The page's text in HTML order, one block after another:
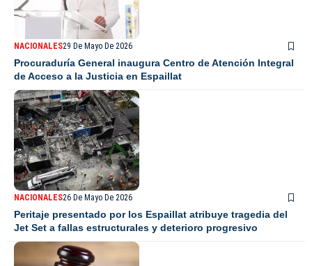
NACIONALES29 De Mayo De 2026
Procuraduría General inaugura Centro de Atención Integral
de Acceso a la Justicia en Espaillat
NACIONALES26 De Mayo De 2026
Peritaje presentado por los Espaillat atribuye tragedia del
Jet Set a fallas estructurales y deterioro progresivo